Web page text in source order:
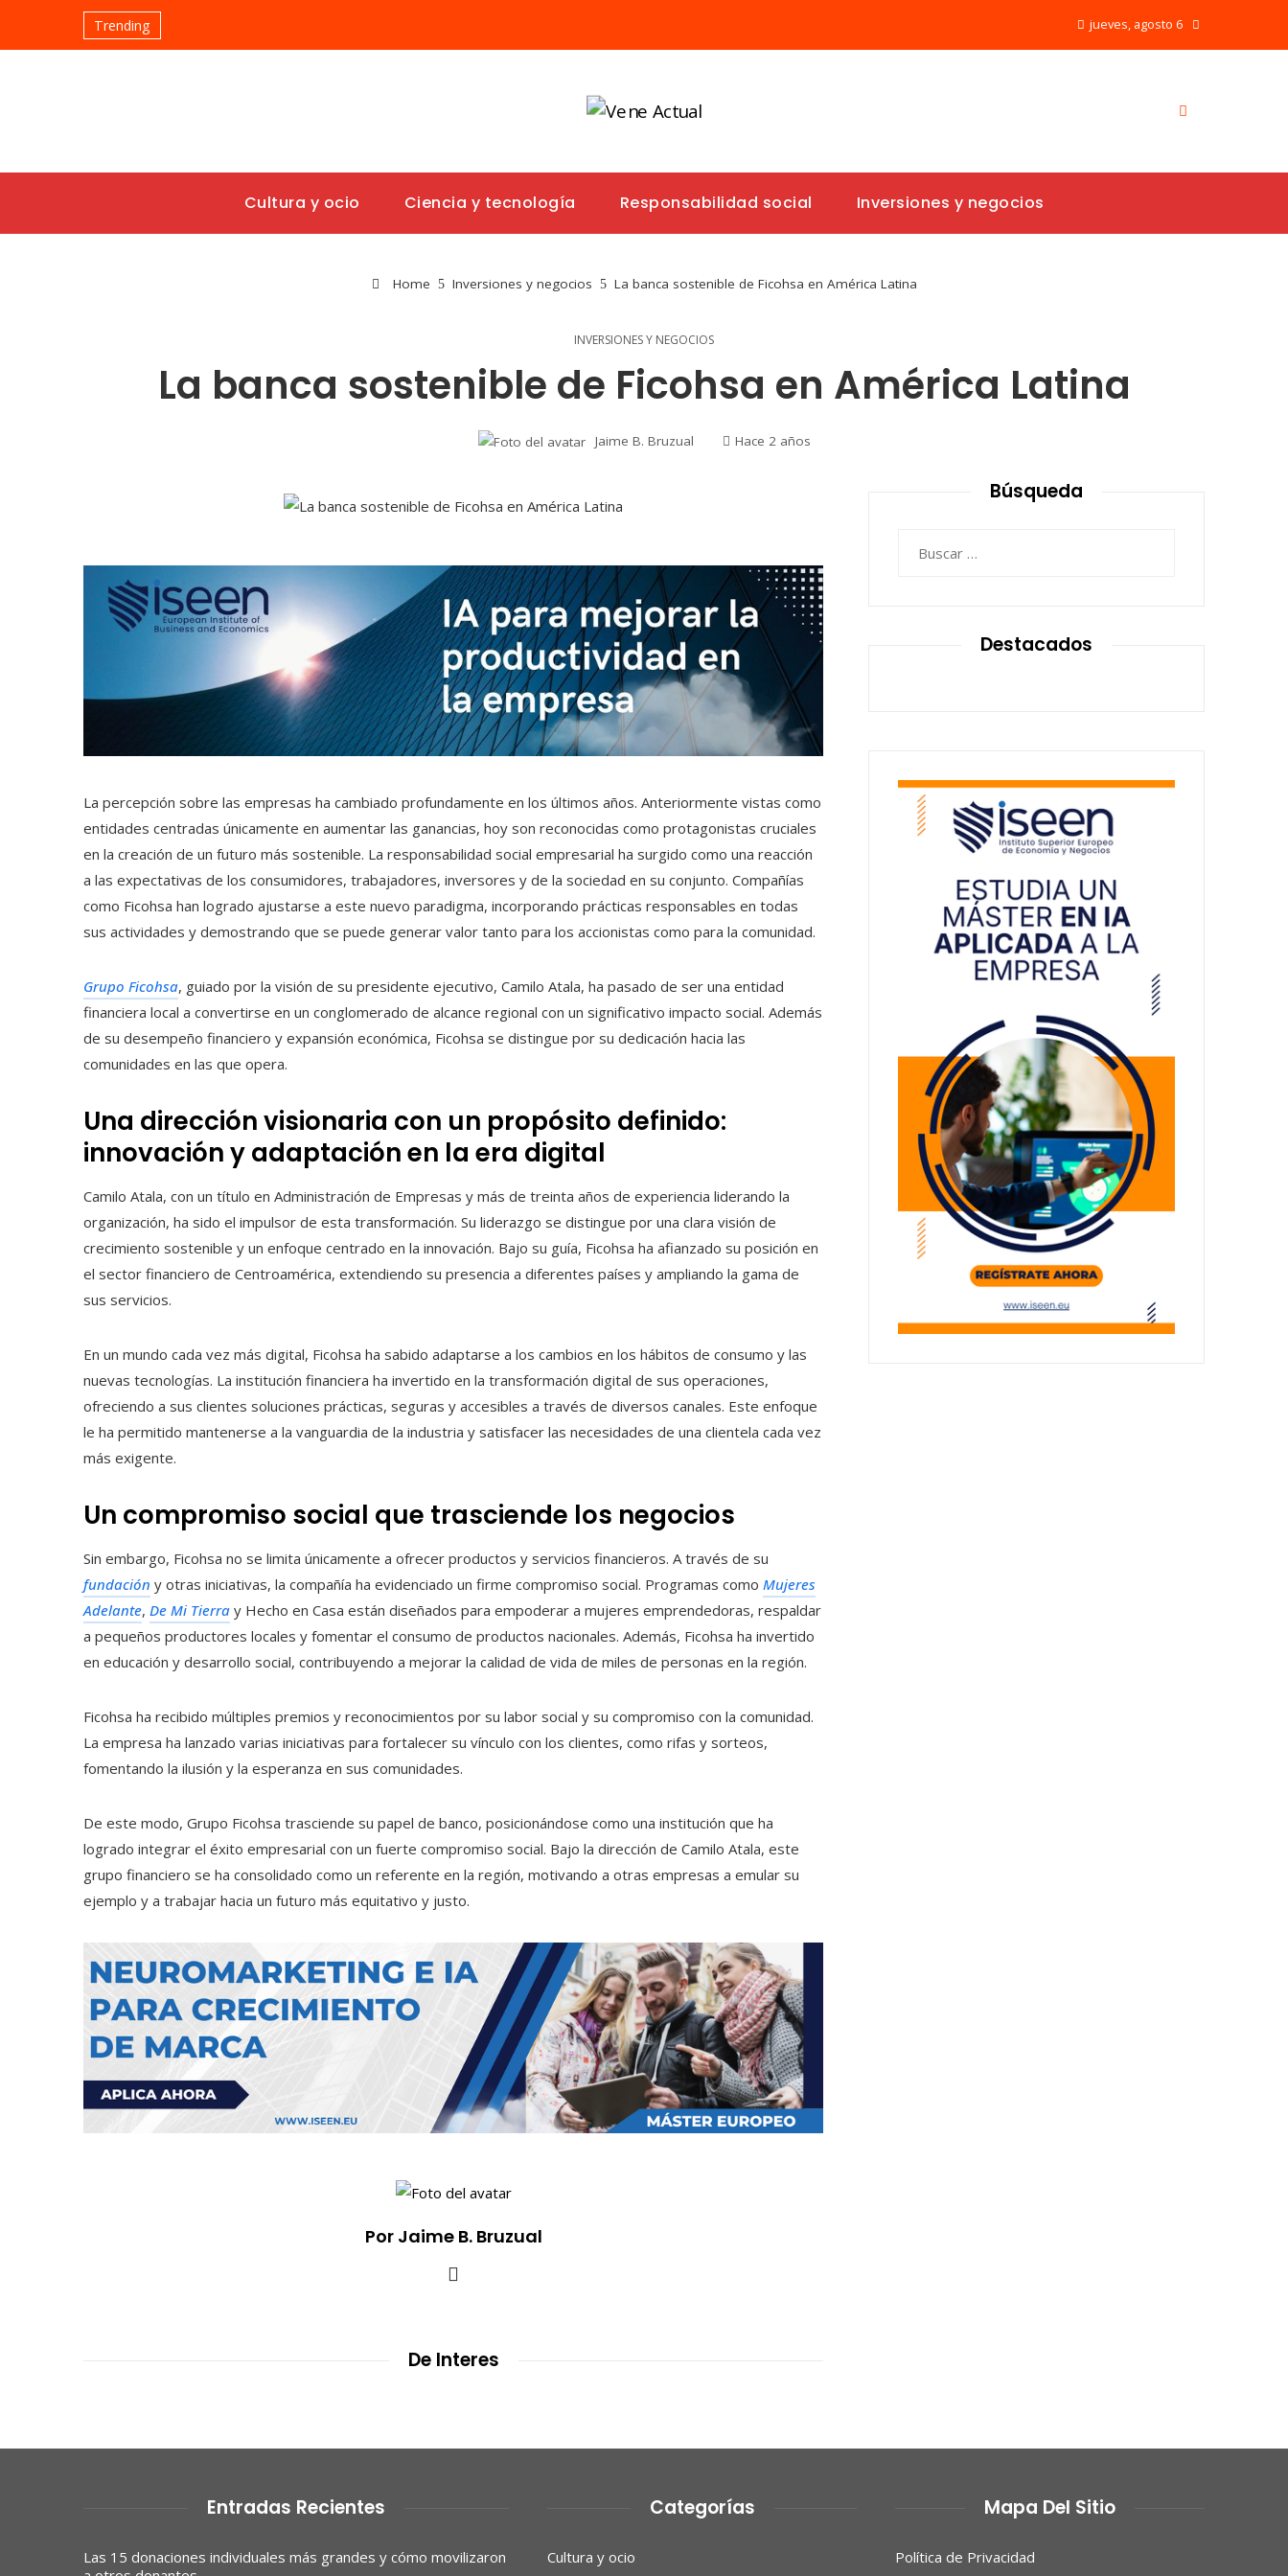
Trending jueves, agosto 6
Cultura y ocio Ciencia y tecnología Responsabilidad social Inversiones y negocios
Home Inversiones y negocios La banca sostenible de Ficohsa en América Latina
INVERSIONES Y NEGOCIOS
La banca sostenible de Ficohsa en América Latina
Jaime B. Bruzual Hace 2 años
La percepción sobre las empresas ha cambiado profundamente en los últimos años. Anteriormente vistas como
entidades centradas únicamente en aumentar las ganancias, hoy son reconocidas como protagonistas cruciales
en la creación de un futuro más sostenible. La responsabilidad social empresarial ha surgido como una reacción
a las expectativas de los consumidores, trabajadores, inversores y de la sociedad en su conjunto. Compañías
como Ficohsa han logrado ajustarse a este nuevo paradigma, incorporando prácticas responsables en todas
sus actividades y demostrando que se puede generar valor tanto para los accionistas como para la comunidad.
Grupo Ficohsa, guiado por la visión de su presidente ejecutivo, Camilo Atala, ha pasado de ser una entidad
financiera local a convertirse en un conglomerado de alcance regional con un significativo impacto social. Además
de su desempeño financiero y expansión económica, Ficohsa se distingue por su dedicación hacia las
comunidades en las que opera.
Una dirección visionaria con un propósito definido:
innovación y adaptación en la era digital
Camilo Atala, con un título en Administración de Empresas y más de treinta años de experiencia liderando la
organización, ha sido el impulsor de esta transformación. Su liderazgo se distingue por una clara visión de
crecimiento sostenible y un enfoque centrado en la innovación. Bajo su guía, Ficohsa ha afianzado su posición en
el sector financiero de Centroamérica, extendiendo su presencia a diferentes países y ampliando la gama de
sus servicios.
En un mundo cada vez más digital, Ficohsa ha sabido adaptarse a los cambios en los hábitos de consumo y las
nuevas tecnologías. La institución financiera ha invertido en la transformación digital de sus operaciones,
ofreciendo a sus clientes soluciones prácticas, seguras y accesibles a través de diversos canales. Este enfoque
le ha permitido mantenerse a la vanguardia de la industria y satisfacer las necesidades de una clientela cada vez
más exigente.
Un compromiso social que trasciende los negocios
Sin embargo, Ficohsa no se limita únicamente a ofrecer productos y servicios financieros. A través de su
fundación y otras iniciativas, la compañía ha evidenciado un firme compromiso social. Programas como Mujeres
Adelante, De Mi Tierra y Hecho en Casa están diseñados para empoderar a mujeres emprendedoras, respaldar
a pequeños productores locales y fomentar el consumo de productos nacionales. Además, Ficohsa ha invertido
en educación y desarrollo social, contribuyendo a mejorar la calidad de vida de miles de personas en la región.
Ficohsa ha recibido múltiples premios y reconocimientos por su labor social y su compromiso con la comunidad.
La empresa ha lanzado varias iniciativas para fortalecer su vínculo con los clientes, como rifas y sorteos,
fomentando la ilusión y la esperanza en sus comunidades.
De este modo, Grupo Ficohsa trasciende su papel de banco, posicionándose como una institución que ha
logrado integrar el éxito empresarial con un fuerte compromiso social. Bajo la dirección de Camilo Atala, este
grupo financiero se ha consolidado como un referente en la región, motivando a otras empresas a emular su
ejemplo y a trabajar hacia un futuro más equitativo y justo.
Por Jaime B. Bruzual
De Interes
Búsqueda
Destacados
Entradas Recientes
Las 15 donaciones individuales más grandes y cómo movilizaron
Categorías
Cultura y ocio
Mapa Del Sitio
Política de Privacidad